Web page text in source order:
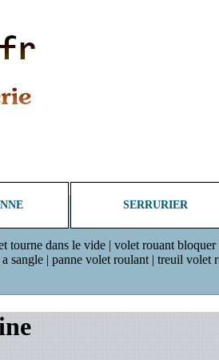
SERRURIER
dans le vide | volet rouant
| panne volet roulant | treuil volet